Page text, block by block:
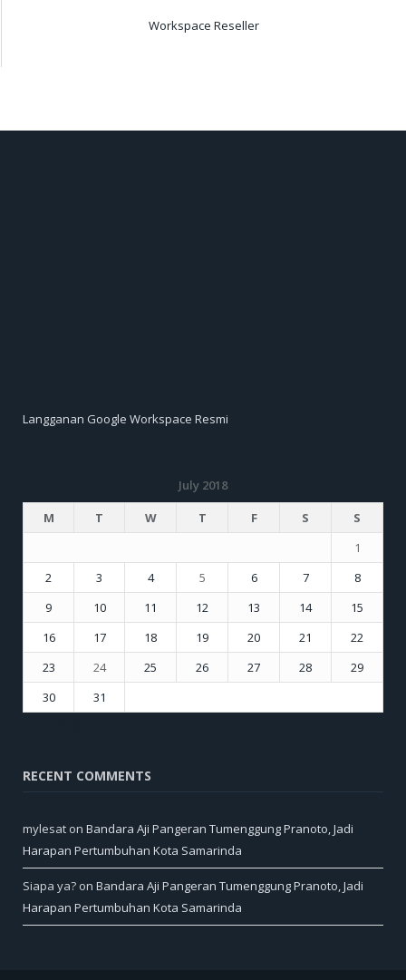
Workspace Reseller
Langganan Google Workspace Resmi
July 2018
M
T W T F S
S
1
2
3 4 5 6 7
8
9
10 11 12 13 14
15
16
17 18 19 20 21
22
23
24 25 26 27 28
29
30
31
RECENT COMMENTS
mylesat on Bandara Aji Pangeran Tumenggung Pranoto, Jadi
Harapan Pertumbuhan Kota Samarinda
Siapa ya? on Bandara Aji Pangeran Tumenggung Pranoto, Jadi
Harapan Pertumbuhan Kota Samarinda